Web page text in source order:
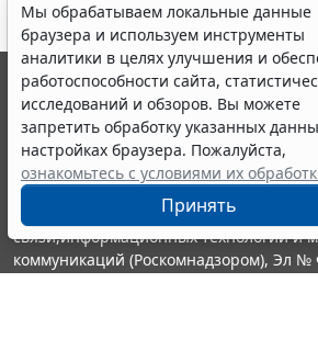
Мы обрабатываем локальные данные
браузера и используем инструменты
аналитики в целях улучшения и
работоспособности сайта,
исследований и обзоров. Вы можете
запретить обработку указанных
настройках браузера. Пожалуйста,
ознакомьтесь с условиями их
Принять
© ООО "НПП "ГАРАНТ-СЕРВИС", 2026.
выпускается с 1990 года. Компания
являются участниками Российской
информации ГАРАНТ.
Портал ГАРАНТ.РУ зарегистрирован в
издания Федеральной службой по
связи,информационных технологий и
коммуникаций (Роскомнадзором), Эл №